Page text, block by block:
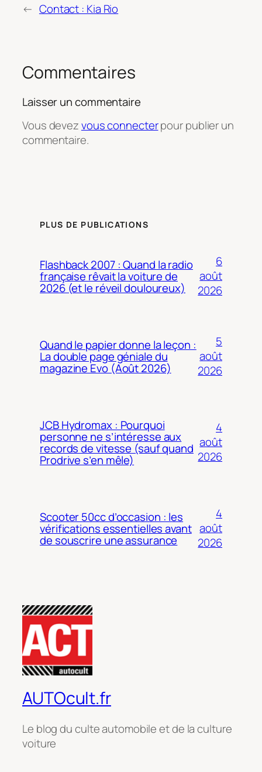
← Contact : Kia Rio
Commentaires
Laisser un commentaire
Vous devezvous connecterpour publier un
commentaire.
PLUS DE PUBLICATIONS
Flashback 2007 : Quand la radio
française rêvait la voiture de
2026 (et le réveil douloureux)
6
août
2026
Quand le papier donne la leçon :
La double page géniale du
magazine Evo (Août 2026)
5
août
2026
JCB Hydromax : Pourquoi
personne ne s’intéresse aux
records de vitesse (sauf quand
Prodrive s’en mêle)
4
août
2026
Scooter 50cc d’occasion : les
vérifications essentielles avant
de souscrire une assurance
4
août
2026
AUTOcult.fr
Le blog du culte automobile et de la culture
voiture